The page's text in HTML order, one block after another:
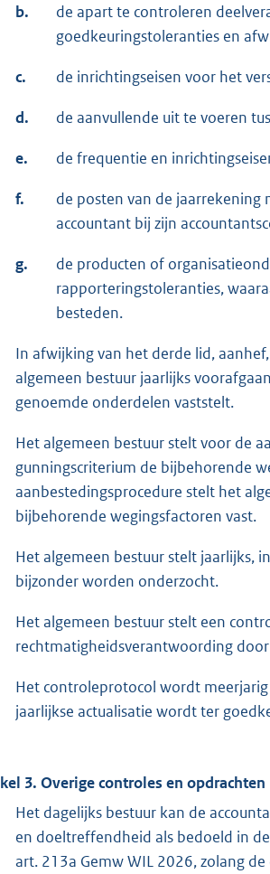
b.
de apart te controleren
goedkeuringstoleranties en
c. de inrichtingseisen voor het
d. de aanvullende uit te voeren
e. de frequentie en
f.
de posten van de
accountant bij zijn
g.
de producten of
rapporteringstoleranties,
besteden.
In afwijking van het derde lid,
algemeen bestuur jaarlijks
genoemde onderdelen vaststelt.
Het algemeen bestuur stelt voor de
gunningscriterium de bijbehorende
aanbestedingsprocedure stelt het
bijbehorende wegingsfactoren vast.
Het algemeen bestuur stelt jaarlijks,
bijzonder worden onderzocht.
Het algemeen bestuur stelt een
rechtmatigheidsverantwoording
Het controleprotocol wordt
jaarlijkse actualisatie wordt ter
3. Overige controles en opdrachten
Het dagelijks bestuur kan de
en doeltreffendheid als bedoeld in
art. 213a Gemw WIL 2026, zolang